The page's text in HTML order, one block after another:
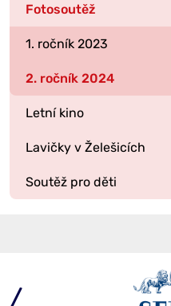
Fotosoutěž
1. ročník 2023
2. ročník 2024
Letní kino
Lavičky v Želešicích
Soutěž pro děti